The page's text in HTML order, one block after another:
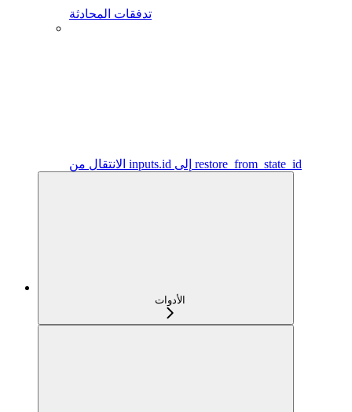
تدفقات المحادثة
الانتقال من inputs.id إلى restore_from_state_id
الأدوات